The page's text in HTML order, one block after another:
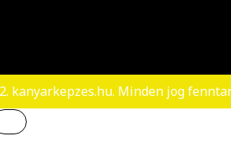
kanyarkepzes.hu. Minden jog